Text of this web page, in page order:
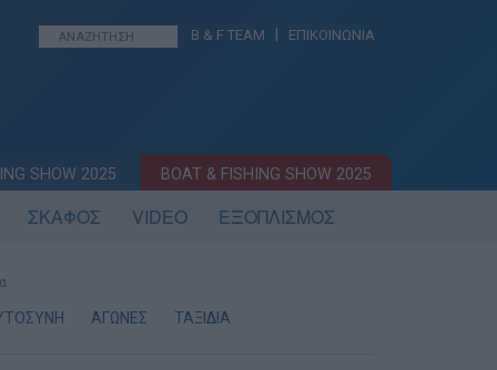
B & F TEAM ΕΠΙΚΟΙΝΩΝΙΑ
SHOW 2025 BOAT & FISHING SHOW 2025
ΣΚΑΦΟΣ VIDEO ΕΞΟΠΛΙΣΜΟΣ
ΑΓΩΝΕΣ ΤΑΞΙΔΙΑ